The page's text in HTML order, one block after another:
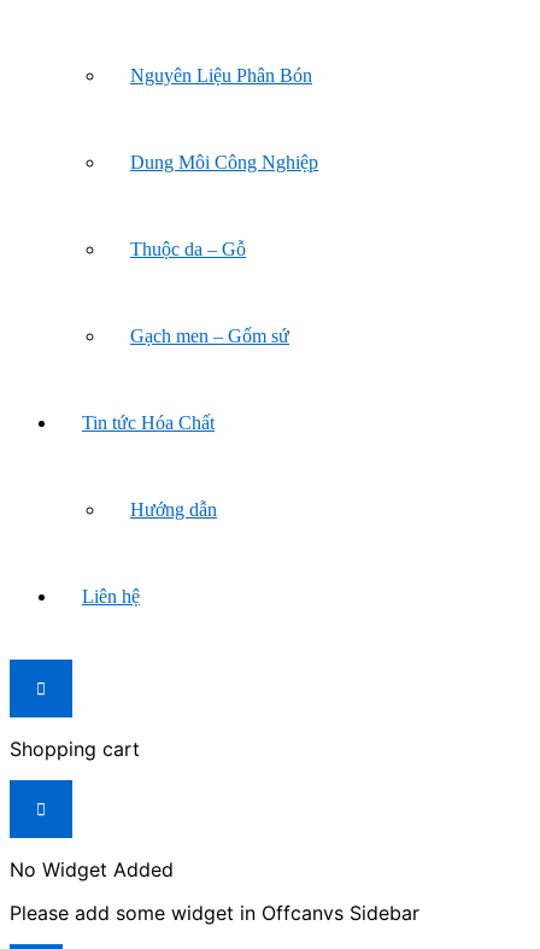
Nguyên Liệu Phân Bón
Dung Môi Công Nghiệp
Thuộc da – Gỗ
Gạch men – Gốm sứ
Tin tức Hóa Chất
Hướng dẫn
Liên hệ
Shopping cart
No Widget Added
Please add some widget in Offcanvs Sidebar